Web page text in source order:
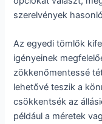
szerelvények
Az egyedi tömlők
igényeinek
zökkenőmentessé
lehetővé teszik a
csökkentsék az
például a méretek